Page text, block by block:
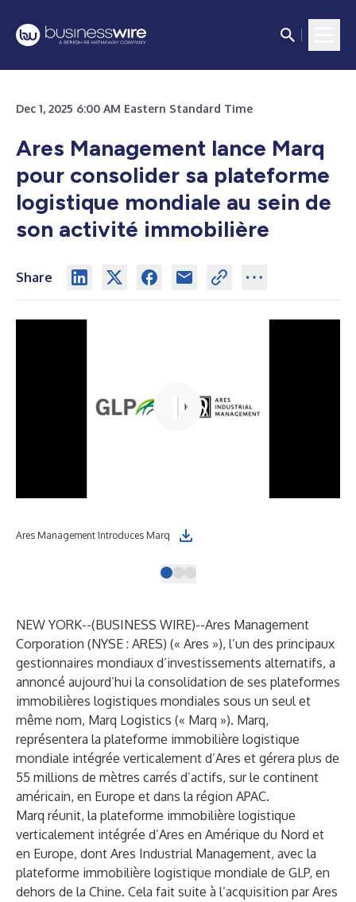
Dec 1, 2025 6:00 AM Eastern Standard Time
Ares Management lance Marq
pour consolider sa plateforme
logistique mondiale au sein de
son activité immobilière
Share
Ares Management Introduces Marq
NEW YORK--(BUSINESS WIRE)--Ares Management
Corporation (NYSE : ARES) (« Ares »), l’un des principaux
gestionnaires mondiaux d’investissements alternatifs, a
annoncé aujourd’hui la consolidation de ses plateformes
immobilières logistiques mondiales sous un seul et
même nom, Marq Logistics (« Marq »). Marq,
représentera la plateforme immobilière logistique
mondiale intégrée verticalement d’Ares et gérera plus de
55 millions de mètres carrés d’actifs, sur le continent
américain, en Europe et dans la région APAC.
Marq réunit, la plateforme immobilière logistique
verticalement intégrée d’Ares en Amérique du Nord et
en Europe, dont Ares Industrial Management, avec la
plateforme immobilière logistique mondiale de GLP, en
dehors de la Chine. Cela fait suite à l’acquisition par Ares